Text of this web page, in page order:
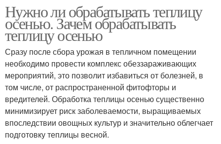
Нужно ли обрабатывать теплицу
осенью. Зачем обрабатывать
теплицу осенью
Сразу после сбора урожая в тепличном помещении
необходимо провести комплекс обеззараживающих
мероприятий, это позволит избавиться от болезней, в
том числе, от распространенной фитофторы и
вредителей. Обработка теплицы осенью существенно
минимизирует риск заболеваемости, выращиваемых
впоследствии овощных культур и значительно облегчает
подготовку теплицы весной.